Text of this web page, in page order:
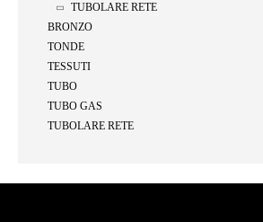
TUBOLARE RETE
BRONZO
TONDE
TESSUTI
TUBO
TUBO GAS
TUBOLARE RETE